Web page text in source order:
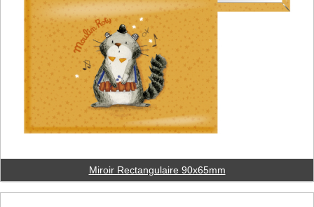
Miroir Rectangulaire 90x65mm